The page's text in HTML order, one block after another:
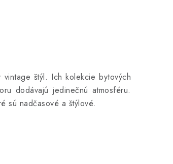
štýl. Ich kolekcie bytových
dodávajú jedinečnú atmosféru.
sú nadčasové a štýlové.